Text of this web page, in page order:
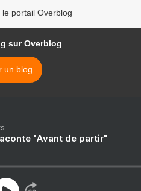
portail Overblog
sur Overblog
un blog
"Avant de partir"